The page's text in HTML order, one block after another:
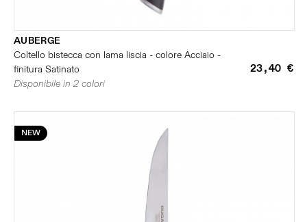
AUBERGE
Coltello bistecca con lama liscia - colore Acciaio -
finitura Satinato
23,40 €
Disponibile in 2 colori
NEW